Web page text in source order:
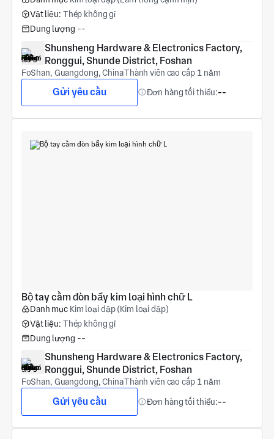
Vật liệu: Thép không gỉ
Dung lượng --
Shunsheng Hardware & Electronics Factory,
Ronggui, Shunde District, Foshan
FoShan, Guangdong, ChinaThành viên cao cấp 1 năm
Gửi yêu cầu Đơn hàng tối thiểu:--
Bộ tay cầm đòn bẩy kim loại hình chữ L
Danh mục Kim loại dập (Kim loại dập)
Vật liệu: Thép không gỉ
Dung lượng --
Shunsheng Hardware & Electronics Factory,
Ronggui, Shunde District, Foshan
FoShan, Guangdong, ChinaThành viên cao cấp 1 năm
Gửi yêu cầu Đơn hàng tối thiểu:--